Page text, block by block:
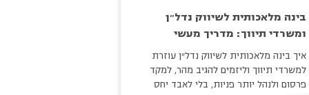
בינה מלאכותית לשיווק נדל״ן
ומשרדי תיווך: מדריך מעשי
איך בינה מלאכותית לשיווק נדל״ן עוזרת
למשרדי תיווך וליזמים להגיב מהר, למקד
פרסום ולנהל יותר פניות, בלי לאבד יחס